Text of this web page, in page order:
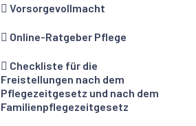
Vorsorgevollmacht
Online-Ratgeber Pflege
Checkliste für die
Freistellungen nach dem
Pflegezeitgesetz und nach dem
Familienpflegezeitgesetz